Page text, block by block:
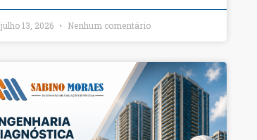
julho 13, 2026 Nenhum comentário